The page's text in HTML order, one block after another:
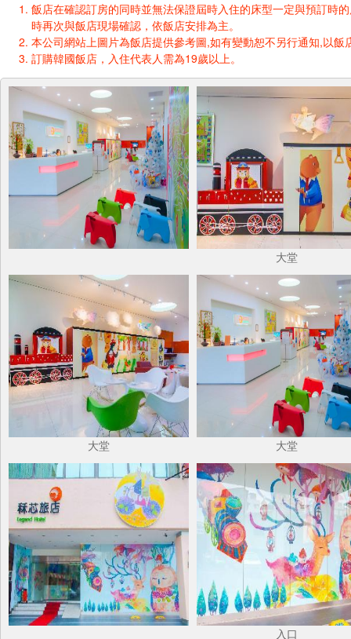
飯店在確認訂房的同時並無法保證屆時入住的床型一定與預訂時
時再次與飯店現場確認，依飯店安排為主。
本公司網站上圖片為飯店提供參考圖,如有變動恕不另行通知,以飯
訂購韓國飯店，入住代表人需為19歲以上。
大堂
大堂 大堂
入口